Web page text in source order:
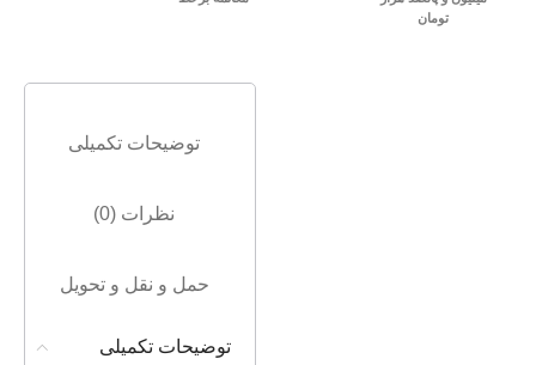
تومان
توضیحات تکمیلی
نظرات (0)
حمل و نقل و تحویل
توضیحات تکمیلی